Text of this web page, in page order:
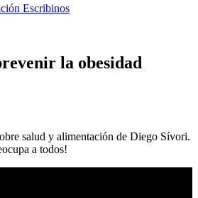
Escribinos
la obesidad
salud y alimentación de Diego Sívori.
a todos!